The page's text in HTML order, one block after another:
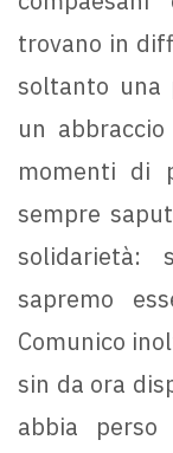
trovano in
soltanto una
un
momenti di
sempre
solidarietà:
sapremo
Comunico
sin da ora
abbia perso